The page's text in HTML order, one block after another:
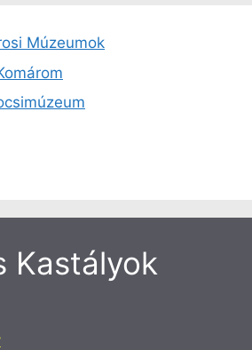
Múzeumok
Kastályok